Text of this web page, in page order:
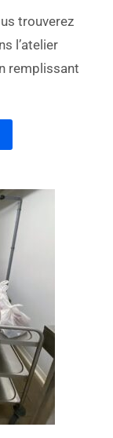
trouverez
l’atelier
remplissant